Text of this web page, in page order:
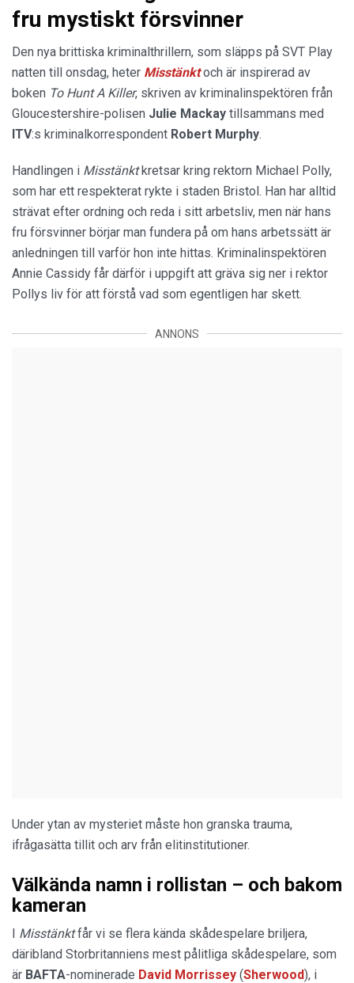
fru mystiskt försvinner
Den nya brittiska kriminalthrillern, som släpps på SVT Play
natten till onsdag, heter Misstänktoch är inspirerad av
boken To Hunt A Killer, skriven av kriminalinspektören från
Gloucestershire-polisen Julie Mackay tillsammans med
ITV:s kriminalkorrespondent Robert Murphy.
Handlingen i Misstänktkretsar kring rektorn Michael Polly,
som har ett respekterat rykte i staden Bristol. Han har alltid
strävat efter ordning och reda i sitt arbetsliv, men när hans
fru försvinner börjar man fundera på om hans arbetssätt är
anledningen till varför hon inte hittas. Kriminalinspektören
Annie Cassidy får därför i uppgift att gräva sig ner i rektor
Pollys liv för att förstå vad som egentligen har skett.
ANNONS
Under ytan av mysteriet måste hon granska trauma,
ifrågasätta tillit och arv från elitinstitutioner.
Välkända namn i rollistan – och bakom
kameran
I Misstänktfår vi se flera kända skådespelare briljera,
däribland Storbritanniens mest pålitliga skådespelare, som
är BAFTA-nominerade David Morrissey (Sherwood), i